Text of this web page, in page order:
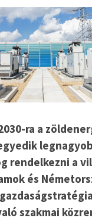
ra a
rendelkezni a
és
szakmai